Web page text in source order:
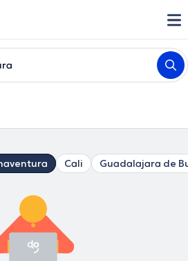
Cali Guadalajara de